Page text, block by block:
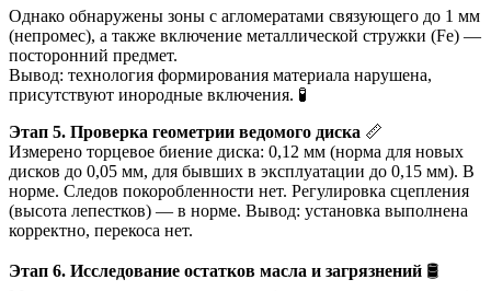
Однако обнаружены зоны с агломератами связующего до 1 мм
(непромес), а также включение металлической стружки (Fe) —
посторонний предмет.
Вывод: технология формирования материала нарушена,
присутствуют инородные включения. 🧪
Этап 5. Проверка геометрии ведомого диска 📏
Измерено торцевое биение диска: 0,12 мм (норма для новых
дисков до 0,05 мм, для бывших в эксплуатации до 0,15 мм). В
норме. Следов покоробленности нет. Регулировка сцепления
(высота лепестков) — в норме. Вывод: установка выполнена
корректно, перекоса нет.
Этап 6. Исследование остатков масла и загрязнений 🛢️